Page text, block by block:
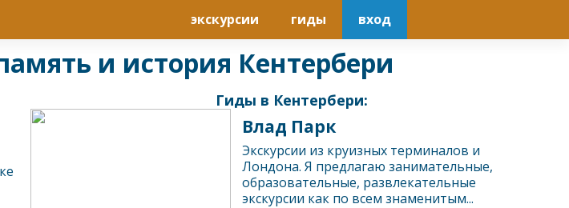
экскурсии гиды вход
и история Кентербери
Гиды в Кентербери:
Влад Парк
Экскурсии из круизных терминалов и
Лондона. Я предлагаю занимательные,
образовательные, развлекательные
экскурсии как по всем знаменитым...